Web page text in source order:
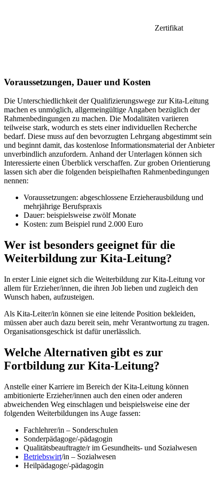
Zertifikat
Voraussetzungen, Dauer und Kosten
Die Unterschiedlichkeit der Qualifizierungswege zur Kita-Leitung
machen es unmöglich, allgemeingültige Angaben bezüglich der
Rahmenbedingungen zu machen. Die Modalitäten variieren
teilweise stark, wodurch es stets einer individuellen Recherche
bedarf. Diese muss auf den bevorzugten Lehrgang abgestimmt sein
und beginnt damit, das kostenlose Informationsmaterial der Anbieter
unverbindlich anzufordern. Anhand der Unterlagen können sich
Interessierte einen Überblick verschaffen. Zur groben Orientierung
lassen sich aber die folgenden beispielhaften Rahmenbedingungen
nennen:
Voraussetzungen: abgeschlossene Erzieherausbildung und
mehrjährige Berufspraxis
Dauer: beispielsweise zwölf Monate
Kosten: zum Beispiel rund 2.000 Euro
Wer ist besonders geeignet für die
Weiterbildung zur Kita-Leitung?
In erster Linie eignet sich die Weiterbildung zur Kita-Leitung vor
allem für Erzieher/innen, die ihren Job lieben und zugleich den
Wunsch haben, aufzusteigen.
Als Kita-Leiter/in können sie eine leitende Position bekleiden,
müssen aber auch dazu bereit sein, mehr Verantwortung zu tragen.
Organisationsgeschick ist dafür unerlässlich.
Welche Alternativen gibt es zur
Fortbildung zur Kita-Leitung?
Anstelle einer Karriere im Bereich der Kita-Leitung können
ambitionierte Erzieher/innen auch den einen oder anderen
abweichenden Weg einschlagen und beispielsweise eine der
folgenden Weiterbildungen ins Auge fassen:
Fachlehrer/in – Sonderschulen
Sonderpädagoge/-pädagogin
Qualitätsbeauftragte/r im Gesundheits- und Sozialwesen
Betriebswirt/in – Sozialwesen
Heilpädagoge/-pädagogin